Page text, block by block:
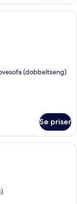
køkken med træskabe,
(dobbeltseng)
Se priser
spiseområde med et